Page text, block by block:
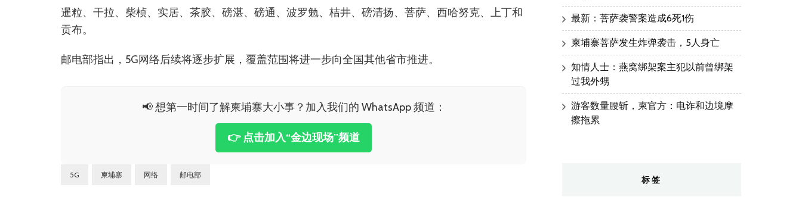
暹粒、干拉、柴桢、实居、茶胶、磅湛、磅通、波罗勉、桔井、磅清扬、菩萨、西哈努克、上丁和
贡布。
邮电部指出，5G网络后续将逐步扩展，覆盖范围将进一步向全国其他省市推进。
📢 想第一时间了解柬埔寨大小事？加入我们的 WhatsApp 频道：
👉 点击加入“金边现场”频道
5G 柬埔寨 网络 邮电部
最新：菩萨袭警案造成6死1伤
柬埔寨菩萨发生炸弹袭击，5人身亡
知情人士：燕窝绑架案主犯以前曾绑架
过我外甥
游客数量腰斩，柬官方：电诈和边境摩
擦拖累
标签